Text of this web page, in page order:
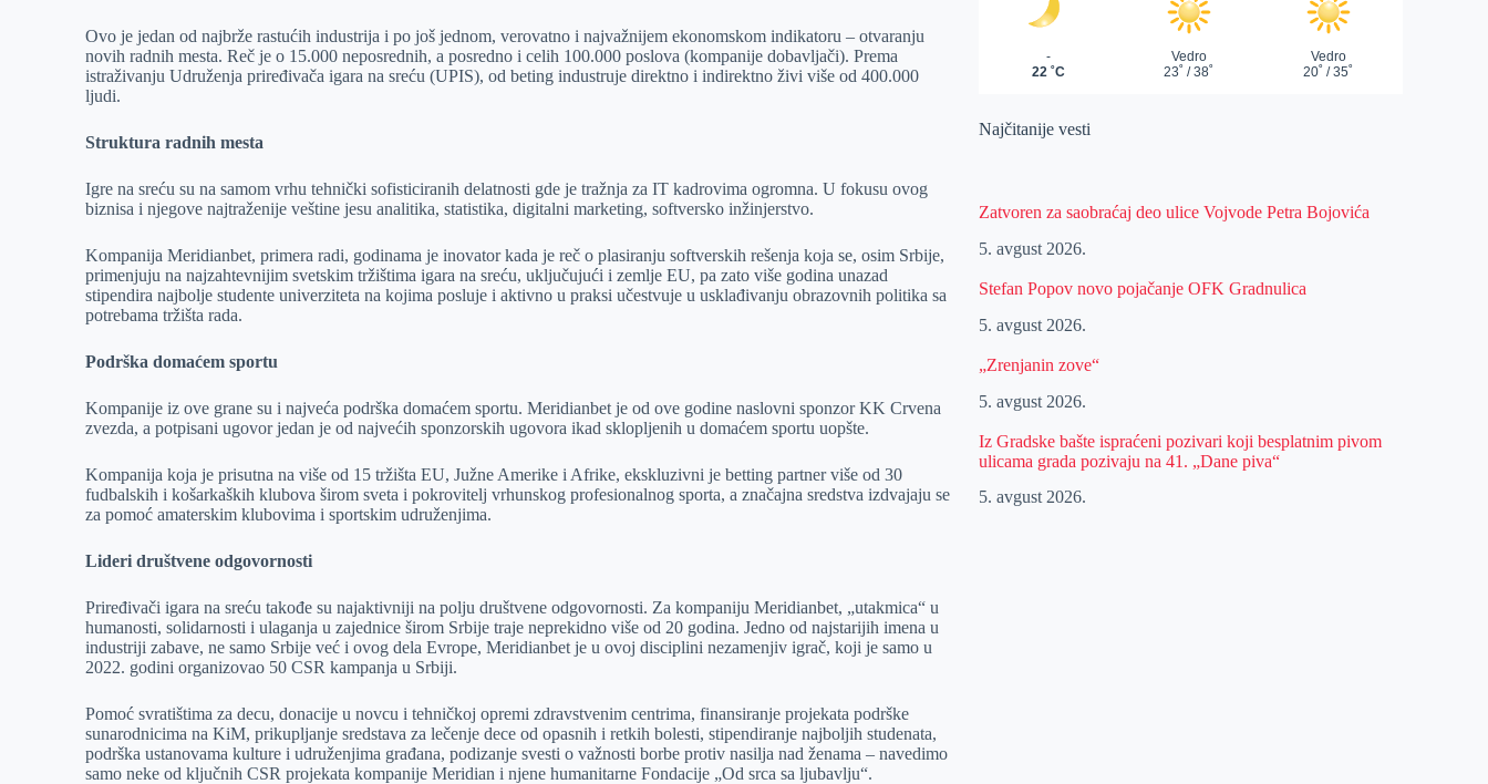
Ovo je jedan od najbrže rastućih industrija i po još jednom, verovatno i najvažnijem ekonomskom indikatoru – otvaranju
novih radnih mesta. Reč je o 15.000 neposrednih, a posredno i celih 100.000 poslova (kompanije dobavljači). Prema
istraživanju Udruženja priređivača igara na sreću (UPIS), od beting industruje direktno i indirektno živi više od 400.000
ljudi.
Struktura radnih mesta
Igre na sreću su na samom vrhu tehnički sofisticiranih delatnosti gde je tražnja za IT kadrovima ogromna. U fokusu ovog
biznisa i njegove najtraženije veštine jesu analitika, statistika, digitalni marketing, softversko inžinjerstvo.
Kompanija Meridianbet, primera radi, godinama je inovator kada je reč o plasiranju softverskih rešenja koja se, osim Srbije,
primenjuju na najzahtevnijim svetskim tržištima igara na sreću, uključujući i zemlje EU, pa zato više godina unazad
stipendira najbolje studente univerziteta na kojima posluje i aktivno u praksi učestvuje u usklađivanju obrazovnih politika sa
potrebama tržišta rada.
Podrška domaćem sportu
Kompanije iz ove grane su i najveća podrška domaćem sportu. Meridianbet je od ove godine naslovni sponzor KK Crvena
zvezda, a potpisani ugovor jedan je od najvećih sponzorskih ugovora ikad sklopljenih u domaćem sportu uopšte.
Kompanija koja je prisutna na više od 15 tržišta EU, Južne Amerike i Afrike, ekskluzivni je betting partner više od 30
fudbalskih i košarkaških klubova širom sveta i pokrovitelj vrhunskog profesionalnog sporta, a značajna sredstva izdvajaju se
za pomoć amaterskim klubovima i sportskim udruženjima.
Lideri društvene odgovornosti
Priređivači igara na sreću takođe su najaktivniji na polju društvene odgovornosti. Za kompaniju Meridianbet, „utakmica“ u
humanosti, solidarnosti i ulaganja u zajednice širom Srbije traje neprekidno više od 20 godina. Jedno od najstarijih imena u
industriji zabave, ne samo Srbije već i ovog dela Evrope, Meridianbet je u ovoj disciplini nezamenjiv igrač, koji je samo u
2022. godini organizovao 50 CSR kampanja u Srbiji.
Pomoć svratištima za decu, donacije u novcu i tehničkoj opremi zdravstvenim centrima, finansiranje projekata podrške
sunarodnicima na KiM, prikupljanje sredstava za lečenje dece od opasnih i retkih bolesti, stipendiranje najboljih studenata,
podrška ustanovama kulture i udruženjima građana, podizanje svesti o važnosti borbe protiv nasilja nad ženama – navedimo
samo neke od ključnih CSR projekata kompanije Meridian i njene humanitarne Fondacije „Od srca sa ljubavlju“.
Najčitanije vesti
Zatvoren za saobraćaj deo ulice Vojvode Petra Bojovića
5. avgust 2026.
Stefan Popov novo pojačanje OFK Gradnulica
5. avgust 2026.
„Zrenjanin zove“
5. avgust 2026.
Iz Gradske bašte ispraćeni pozivari koji besplatnim pivom
ulicama grada pozivaju na 41. „Dane piva“
5. avgust 2026.